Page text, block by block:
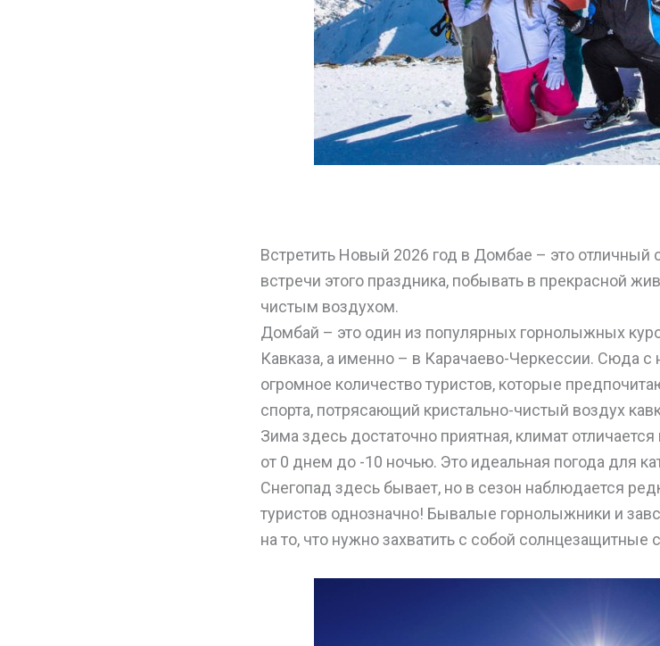
Встретить Новый 2026 год в Домбае – это отличный
встречи этого праздника, побывать в прекрасной
чистым воздухом.
Домбай – это один из популярных горнолыжных
Кавказа, а именно – в Карачаево-Черкессии. Сюда с
огромное количество туристов, которые
спорта, потрясающий кристально-чистый воздух
Зима здесь достаточно приятная, климат
от 0 днем до -10 ночью. Это идеальная погода для
Снегопад здесь бывает, но в сезон наблюдается
туристов однозначно! Бывалые горнолыжники и
на то, что нужно захватить с собой солнцезащитные